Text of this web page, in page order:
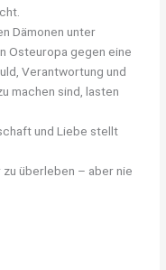
Dämonen unter
Osteuropa gegen eine
Verantwortung und
machen sind, lasten
und Liebe stellt
überleben – aber nie